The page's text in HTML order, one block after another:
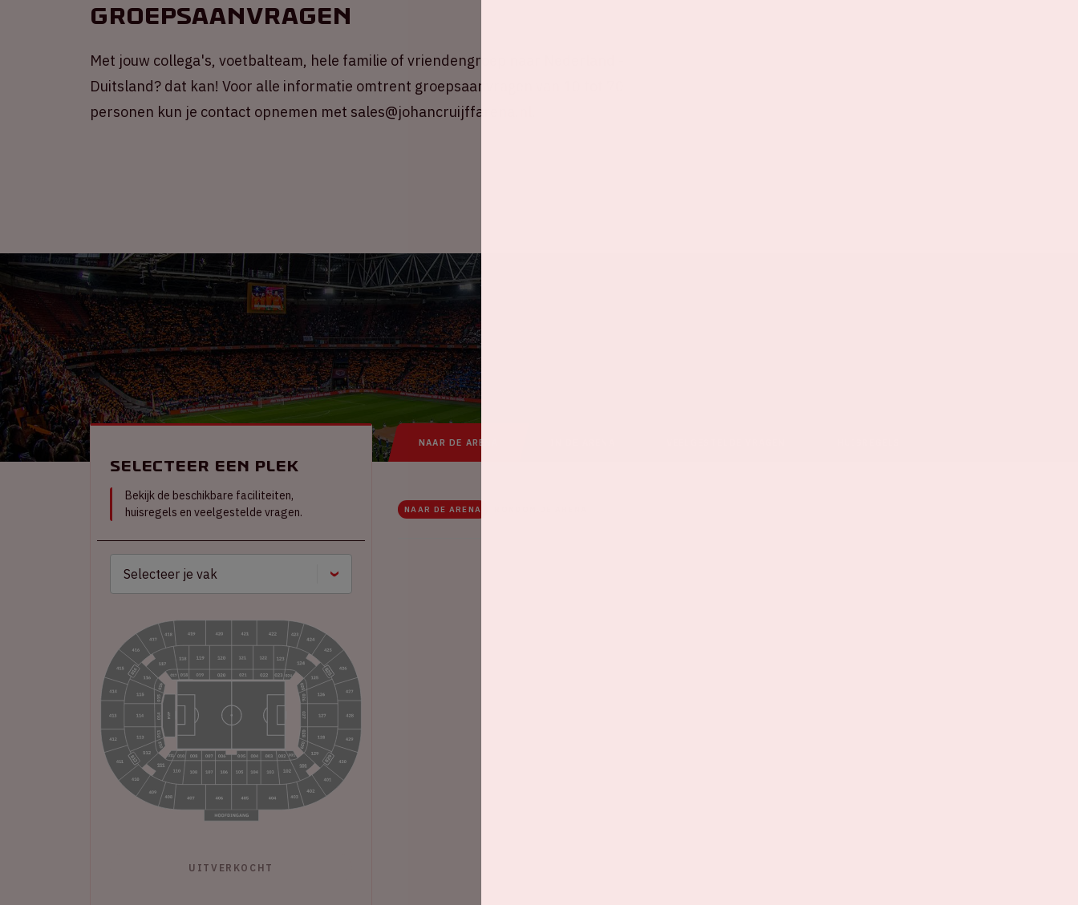
Groepsaanvragen
Met jouw collega's, voetbalteam, hele familie of vriendengroep naar Nederland -
Duitsland? dat kan! Voor alle informatie omtrent groepsaanvragen van 10 tot 70
personen kun je contact opnemen met sales@johancruijffarena.nl.
NAAR DE ARENA
NAAR DE ARENA
Selecteer een plek
Bekijk de beschikbare faciliteiten,
huisregels en veelgestelde vragen.
UITVERKOCHT